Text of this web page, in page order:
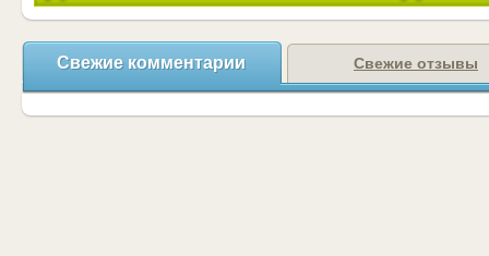
Свежие комментарии Свежие отзывы